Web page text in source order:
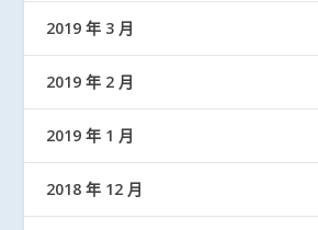
2019 年 3 月
2019 年 2 月
2019 年 1 月
2018 年 12 月